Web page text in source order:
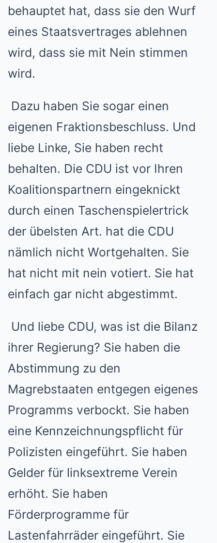
behauptet hat, dass sie den Wurf
eines Staatsvertrages ablehnen
wird, dass sie mit Nein stimmen
wird.
Dazu haben Sie sogar einen
eigenen Fraktionsbeschluss. Und
liebe Linke, Sie haben recht
behalten. Die CDU ist vor Ihren
Koalitionspartnern eingeknickt
durch einen Taschenspielertrick
der übelsten Art. hat die CDU
nämlich nicht Wortgehalten. Sie
hat nicht mit nein votiert. Sie hat
einfach gar nicht abgestimmt.
Und liebe CDU, was ist die Bilanz
ihrer Regierung? Sie haben die
Abstimmung zu den
Magrebstaaten entgegen eigenes
Programms verbockt. Sie haben
eine Kennzeichnungspflicht für
Polizisten eingeführt. Sie haben
Gelder für linksextreme Verein
erhöht. Sie haben
Förderprogramme für
Lastenfahrräder eingeführt. Sie